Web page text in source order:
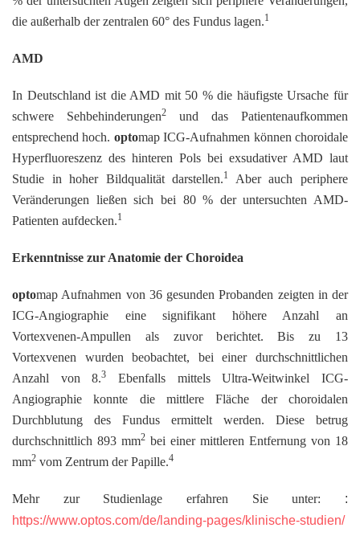
die außerhalb der zentralen 60° des Fundus lagen.1
AMD
In Deutschland ist die AMD mit 50 % die häufigste Ursache für
schwere Sehbehinderungen2
und das Patientenaufkommen
entsprechend hoch. optomap ICG-Aufnahmen können choroidale
Hyperfluoreszenz des hinteren Pols bei exsudativer AMD laut
Studie in hoher Bildqualität darstellen.1
Aber auch periphere
Veränderungen ließen sich bei 80 % der untersuchten AMD-
Patienten aufdecken.1
Erkenntnisse zur Anatomie der Choroidea
optomap Aufnahmen von 36 gesunden Probanden zeigten in der
ICG-Angiographie eine signifikant höhere Anzahl an
Vortexvenen-Ampullen als zuvor berichtet. Bis zu 13
Vortexvenen wurden beobachtet, bei einer durchschnittlichen
Anzahl von 8.3
Ebenfalls mittels Ultra-Weitwinkel ICG-
Angiographie konnte die mittlere Fläche der choroidalen
Durchblutung des Fundus ermittelt werden. Diese betrug
durchschnittlich 893 mm2 bei einer mittleren Entfernung von 18
mm2 vom Zentrum der Papille.4
Mehr zur Studienlage erfahren Sie unter: :
https://www.optos.com/de/landing-pages/klinische-studien/